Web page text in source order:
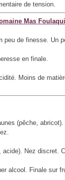
de tension.
Mas
peu de finesse. Un
en finale.
Moins de
(pêche,
Nez discret.
alcool. Finale sur